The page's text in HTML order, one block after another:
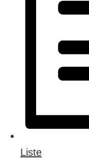
Liste